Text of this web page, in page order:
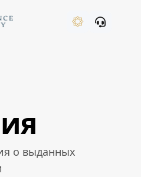
о выданных